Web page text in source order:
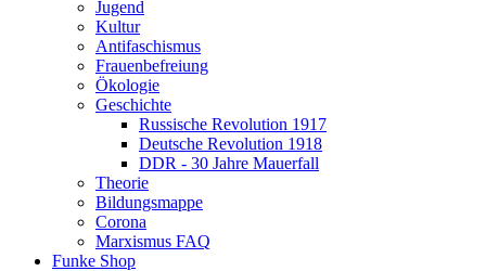
Jugend
Kultur
Antifaschismus
Frauenbefreiung
Ökologie
Geschichte
Russische Revolution 1917
Deutsche Revolution 1918
DDR - 30 Jahre Mauerfall
Theorie
Bildungsmappe
Corona
Marxismus FAQ
Funke Shop